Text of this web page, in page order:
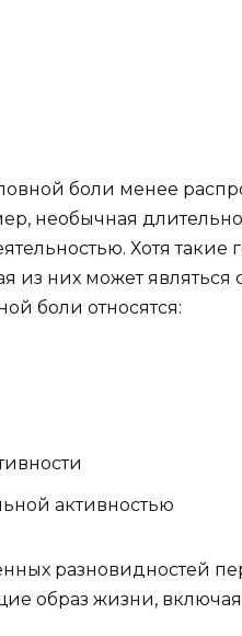
боли менее
необычная
Хотя такие
из них может являться
боли относятся:
активностью
разновидностей
образ жизни,